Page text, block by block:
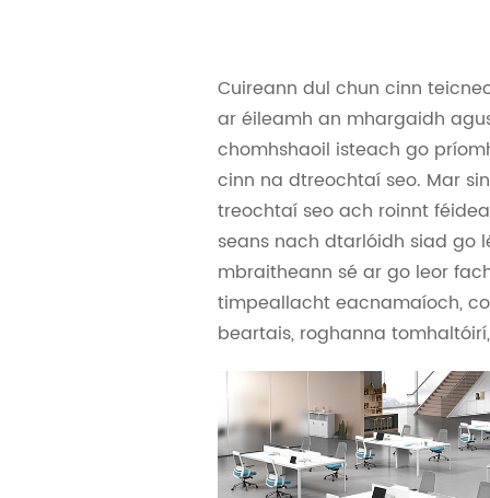
Cuireann dul chun cinn
ar éileamh an mhargaidh
chomhshaoil ​​isteach go
cinn na dtreochtaí seo. Mar
treochtaí seo ach roinnt
seans nach dtarlóidh siad go
mbraitheann sé ar go leor
timpeallacht eacnamaíoch,
beartais, roghanna